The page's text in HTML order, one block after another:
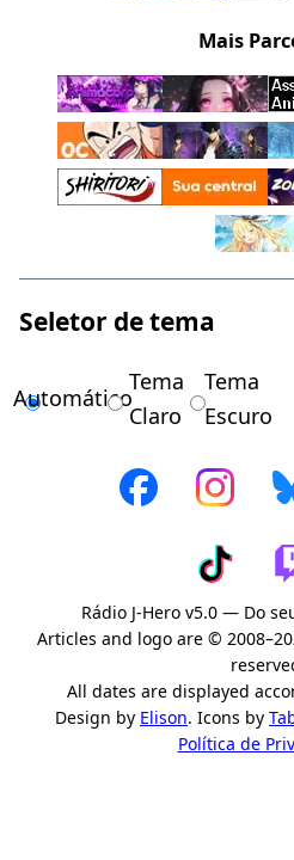
Mais
Seletor de tema
Automático
Tema
Claro
Tema
Escuro
Rádio J-Hero v5.0 — Do
Articles and logo are ©
All dates are displayed
Design by Elison. Icons by
Política de